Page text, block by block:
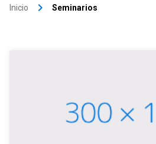
Inicio keyboard_arrow_right Seminarios